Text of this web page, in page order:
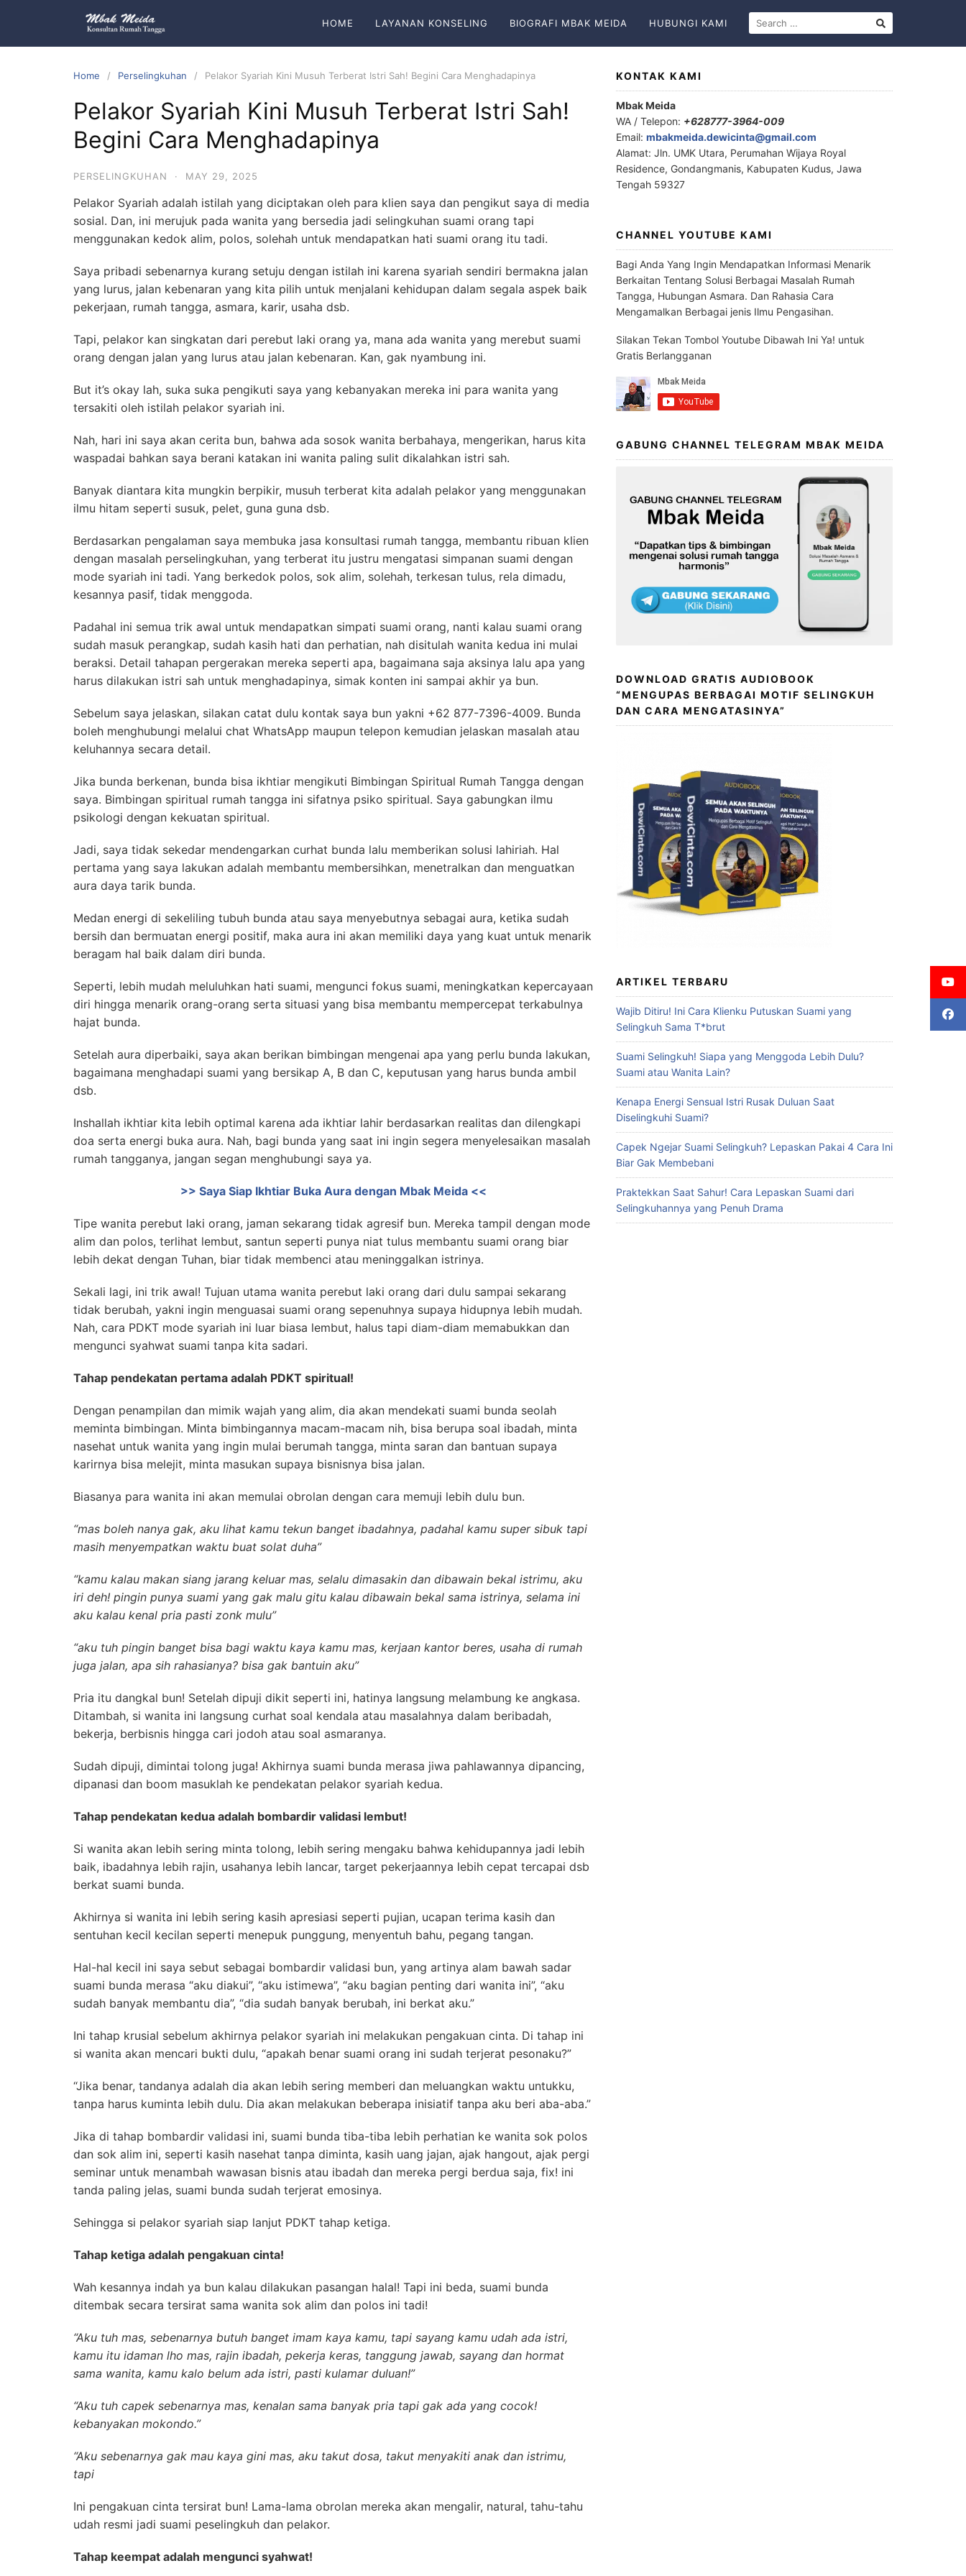
HOME LAYANAN KONSELING BIOGRAFI MBAK MEIDA HUBUNGI KAMI
Home Perselingkuhan Pelakor Syariah Kini Musuh Terberat Istri Sah! Begini Cara Menghadapinya
Pelakor Syariah Kini Musuh Terberat Istri Sah!
Begini Cara Menghadapinya
PERSELINGKUHAN · MAY 29, 2025
Pelakor Syariah adalah istilah yang diciptakan oleh para klien saya dan pengikut saya di media
sosial. Dan, ini merujuk pada wanita yang bersedia jadi selingkuhan suami orang tapi
menggunakan kedok alim, polos, solehah untuk mendapatkan hati suami orang itu tadi.
Saya pribadi sebenarnya kurang setuju dengan istilah ini karena syariah sendiri bermakna jalan
yang lurus, jalan kebenaran yang kita pilih untuk menjalani kehidupan dalam segala aspek baik
pekerjaan, rumah tangga, asmara, karir, usaha dsb.
Tapi, pelakor kan singkatan dari perebut laki orang ya, mana ada wanita yang merebut suami
orang dengan jalan yang lurus atau jalan kebenaran. Kan, gak nyambung ini.
But it’s okay lah, suka suka pengikuti saya yang kebanyakan mereka ini para wanita yang
tersakiti oleh istilah pelakor syariah ini.
Nah, hari ini saya akan cerita bun, bahwa ada sosok wanita berbahaya, mengerikan, harus kita
waspadai bahkan saya berani katakan ini wanita paling sulit dikalahkan istri sah.
Banyak diantara kita mungkin berpikir, musuh terberat kita adalah pelakor yang menggunakan
ilmu hitam seperti susuk, pelet, guna guna dsb.
Berdasarkan pengalaman saya membuka jasa konsultasi rumah tangga, membantu ribuan klien
dengan masalah perselingkuhan, yang terberat itu justru mengatasi simpanan suami dengan
mode syariah ini tadi. Yang berkedok polos, sok alim, solehah, terkesan tulus, rela dimadu,
kesannya pasif, tidak menggoda.
Padahal ini semua trik awal untuk mendapatkan simpati suami orang, nanti kalau suami orang
sudah masuk perangkap, sudah kasih hati dan perhatian, nah disitulah wanita kedua ini mulai
beraksi. Detail tahapan pergerakan mereka seperti apa, bagaimana saja aksinya lalu apa yang
harus dilakukan istri sah untuk menghadapinya, simak konten ini sampai akhir ya bun.
Sebelum saya jelaskan, silakan catat dulu kontak saya bun yakni +62 877-7396-4009. Bunda
boleh menghubungi melalui chat WhatsApp maupun telepon kemudian jelaskan masalah atau
keluhannya secara detail.
Jika bunda berkenan, bunda bisa ikhtiar mengikuti Bimbingan Spiritual Rumah Tangga dengan
saya. Bimbingan spiritual rumah tangga ini sifatnya psiko spiritual. Saya gabungkan ilmu
psikologi dengan kekuatan spiritual.
Jadi, saya tidak sekedar mendengarkan curhat bunda lalu memberikan solusi lahiriah. Hal
pertama yang saya lakukan adalah membantu membersihkan, menetralkan dan menguatkan
aura daya tarik bunda.
Medan energi di sekeliling tubuh bunda atau saya menyebutnya sebagai aura, ketika sudah
bersih dan bermuatan energi positif, maka aura ini akan memiliki daya yang kuat untuk menarik
beragam hal baik dalam diri bunda.
Seperti, lebih mudah meluluhkan hati suami, mengunci fokus suami, meningkatkan kepercayaan
diri hingga menarik orang-orang serta situasi yang bisa membantu mempercepat terkabulnya
hajat bunda.
Setelah aura diperbaiki, saya akan berikan bimbingan mengenai apa yang perlu bunda lakukan,
bagaimana menghadapi suami yang bersikap A, B dan C, keputusan yang harus bunda ambil
dsb.
Inshallah ikhtiar kita lebih optimal karena ada ikhtiar lahir berdasarkan realitas dan dilengkapi
doa serta energi buka aura. Nah, bagi bunda yang saat ini ingin segera menyelesaikan masalah
rumah tangganya, jangan segan menghubungi saya ya.
>> Saya Siap Ikhtiar Buka Aura dengan Mbak Meida <<
Tipe wanita perebut laki orang, jaman sekarang tidak agresif bun. Mereka tampil dengan mode
alim dan polos, terlihat lembut, santun seperti punya niat tulus membantu suami orang biar
lebih dekat dengan Tuhan, biar tidak membenci atau meninggalkan istrinya.
Sekali lagi, ini trik awal! Tujuan utama wanita perebut laki orang dari dulu sampai sekarang
tidak berubah, yakni ingin menguasai suami orang sepenuhnya supaya hidupnya lebih mudah.
Nah, cara PDKT mode syariah ini luar biasa lembut, halus tapi diam-diam memabukkan dan
mengunci syahwat suami tanpa kita sadari.
Tahap pendekatan pertama adalah PDKT spiritual!
Dengan penampilan dan mimik wajah yang alim, dia akan mendekati suami bunda seolah
meminta bimbingan. Minta bimbingannya macam-macam nih, bisa berupa soal ibadah, minta
nasehat untuk wanita yang ingin mulai berumah tangga, minta saran dan bantuan supaya
karirnya bisa melejit, minta masukan supaya bisnisnya bisa jalan.
Biasanya para wanita ini akan memulai obrolan dengan cara memuji lebih dulu bun.
“mas boleh nanya gak, aku lihat kamu tekun banget ibadahnya, padahal kamu super sibuk tapi
masih menyempatkan waktu buat solat duha”
“kamu kalau makan siang jarang keluar mas, selalu dimasakin dan dibawain bekal istrimu, aku
iri deh! pingin punya suami yang gak malu gitu kalau dibawain bekal sama istrinya, selama ini
aku kalau kenal pria pasti zonk mulu”
“aku tuh pingin banget bisa bagi waktu kaya kamu mas, kerjaan kantor beres, usaha di rumah
juga jalan, apa sih rahasianya? bisa gak bantuin aku”
Pria itu dangkal bun! Setelah dipuji dikit seperti ini, hatinya langsung melambung ke angkasa.
Ditambah, si wanita ini langsung curhat soal kendala atau masalahnya dalam beribadah,
bekerja, berbisnis hingga cari jodoh atau soal asmaranya.
Sudah dipuji, dimintai tolong juga! Akhirnya suami bunda merasa jiwa pahlawannya dipancing,
dipanasi dan boom masuklah ke pendekatan pelakor syariah kedua.
Tahap pendekatan kedua adalah bombardir validasi lembut!
Si wanita akan lebih sering minta tolong, lebih sering mengaku bahwa kehidupannya jadi lebih
baik, ibadahnya lebih rajin, usahanya lebih lancar, target pekerjaannya lebih cepat tercapai dsb
berkat suami bunda.
Akhirnya si wanita ini lebih sering kasih apresiasi seperti pujian, ucapan terima kasih dan
sentuhan kecil kecilan seperti menepuk punggung, menyentuh bahu, pegang tangan.
Hal-hal kecil ini saya sebut sebagai bombardir validasi bun, yang artinya alam bawah sadar
suami bunda merasa “aku diakui”, “aku istimewa”, “aku bagian penting dari wanita ini”, “aku
sudah banyak membantu dia”, “dia sudah banyak berubah, ini berkat aku.”
Ini tahap krusial sebelum akhirnya pelakor syariah ini melakukan pengakuan cinta. Di tahap ini
si wanita akan mencari bukti dulu, “apakah benar suami orang ini sudah terjerat pesonaku?”
“Jika benar, tandanya adalah dia akan lebih sering memberi dan meluangkan waktu untukku,
tanpa harus kuminta lebih dulu. Dia akan melakukan beberapa inisiatif tanpa aku beri aba-aba.”
Jika di tahap bombardir validasi ini, suami bunda tiba-tiba lebih perhatian ke wanita sok polos
dan sok alim ini, seperti kasih nasehat tanpa diminta, kasih uang jajan, ajak hangout, ajak pergi
seminar untuk menambah wawasan bisnis atau ibadah dan mereka pergi berdua saja, fix! ini
tanda paling jelas, suami bunda sudah terjerat emosinya.
Sehingga si pelakor syariah siap lanjut PDKT tahap ketiga.
Tahap ketiga adalah pengakuan cinta!
Wah kesannya indah ya bun kalau dilakukan pasangan halal! Tapi ini beda, suami bunda
ditembak secara tersirat sama wanita sok alim dan polos ini tadi!
“Aku tuh mas, sebenarnya butuh banget imam kaya kamu, tapi sayang kamu udah ada istri,
kamu itu idaman lho mas, rajin ibadah, pekerja keras, tanggung jawab, sayang dan hormat
sama wanita, kamu kalo belum ada istri, pasti kulamar duluan!”
“Aku tuh capek sebenarnya mas, kenalan sama banyak pria tapi gak ada yang cocok!
kebanyakan mokondo.”
“Aku sebenarnya gak mau kaya gini mas, aku takut dosa, takut menyakiti anak dan istrimu,
tapi
Ini pengakuan cinta tersirat bun! Lama-lama obrolan mereka akan mengalir, natural, tahu-tahu
udah resmi jadi suami peselingkuh dan pelakor.
Tahap keempat adalah mengunci syahwat!
KONTAK KAMI
Mbak Meida
WA / Telepon: +628777-3964-009
Email: mbakmeida.dewicinta@gmail.com
Alamat: Jln. UMK Utara, Perumahan Wijaya Royal
Residence, Gondangmanis, Kabupaten Kudus, Jawa
Tengah 59327
CHANNEL YOUTUBE KAMI
Bagi Anda Yang Ingin Mendapatkan Informasi Menarik
Berkaitan Tentang Solusi Berbagai Masalah Rumah
Tangga, Hubungan Asmara. Dan Rahasia Cara
Mengamalkan Berbagai jenis Ilmu Pengasihan.
Silakan Tekan Tombol Youtube Dibawah Ini Ya! untuk
Gratis Berlangganan
GABUNG CHANNEL TELEGRAM MBAK MEIDA
DOWNLOAD GRATIS AUDIOBOOK
“MENGUPAS BERBAGAI MOTIF SELINGKUH
DAN CARA MENGATASINYA”
ARTIKEL TERBARU
Wajib Ditiru! Ini Cara Klienku Putuskan Suami yang
Selingkuh Sama T*brut
Suami Selingkuh! Siapa yang Menggoda Lebih Dulu?
Suami atau Wanita Lain?
Kenapa Energi Sensual Istri Rusak Duluan Saat
Diselingkuhi Suami?
Capek Ngejar Suami Selingkuh? Lepaskan Pakai 4 Cara Ini
Biar Gak Membebani
Praktekkan Saat Sahur! Cara Lepaskan Suami dari
Selingkuhannya yang Penuh Drama